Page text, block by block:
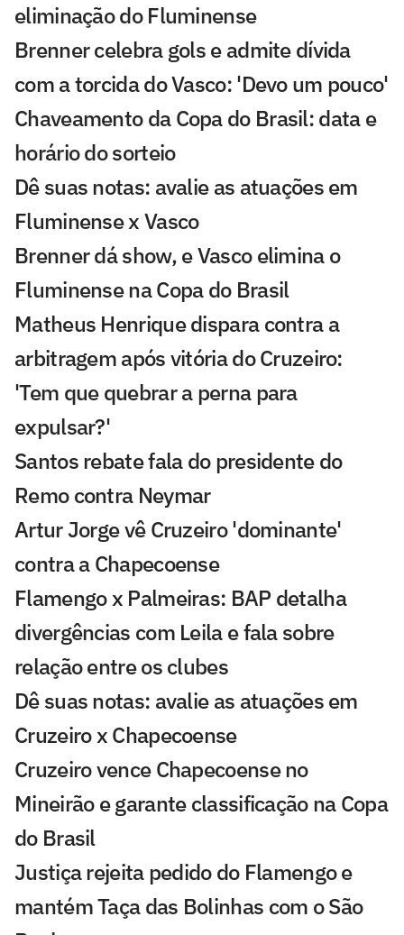
eliminação do Fluminense
Brenner celebra gols e admite dívida
com a torcida do Vasco: 'Devo um pouco'
Chaveamento da Copa do Brasil: data e
horário do sorteio
Dê suas notas: avalie as atuações em
Fluminense x Vasco
Brenner dá show, e Vasco elimina o
Fluminense na Copa do Brasil
Matheus Henrique dispara contra a
arbitragem após vitória do Cruzeiro:
'Tem que quebrar a perna para
expulsar?'
Santos rebate fala do presidente do
Remo contra Neymar
Artur Jorge vê Cruzeiro 'dominante'
contra a Chapecoense
Flamengo x Palmeiras: BAP detalha
divergências com Leila e fala sobre
relação entre os clubes
Dê suas notas: avalie as atuações em
Cruzeiro x Chapecoense
Cruzeiro vence Chapecoense no
Mineirão e garante classificação na Copa
do Brasil
Justiça rejeita pedido do Flamengo e
mantém Taça das Bolinhas com o São